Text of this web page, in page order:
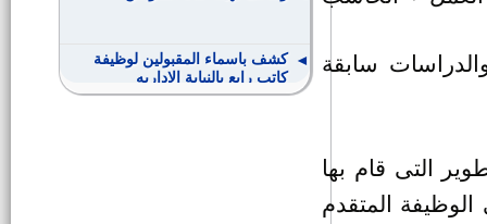
سابقة
التى قام بها
المتقدم
كشف باسماء المقبولين لوظيفة
كاتب رابع بالنيابة الاداريه